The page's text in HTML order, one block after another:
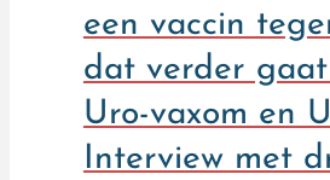
een vaccin
dat verder
Uro-vaxom en
Interview met